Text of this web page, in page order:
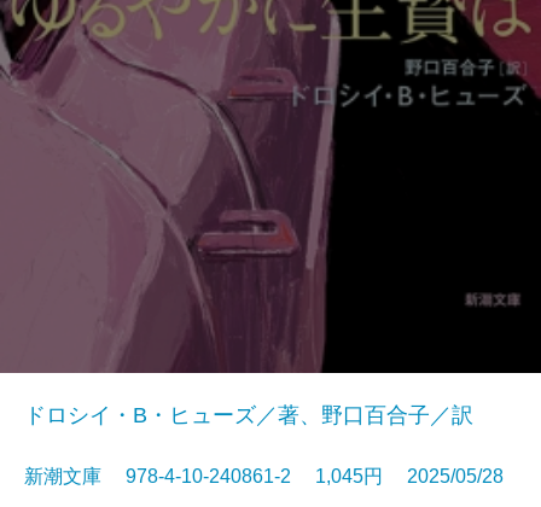
ドロシイ・B・ヒューズ／著、野口百合子／訳
新潮文庫 978-4-10-240861-2 1,045円 2025/05/28